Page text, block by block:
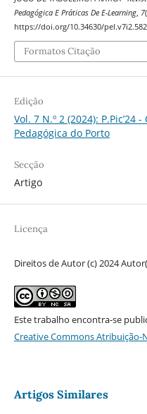
Pedagógica E Práticas De E-Learning, 7
https://doi.org/10.34630/
Formatos Citação
Edição
Vol. 7 N.º 2 (2024):
Pedagógica do Porto
Secção
Artigo
Licença
Direitos de Autor (c) 2024
Este trabalho encontra-se
Creative Commons Atribuição-
Artigos Similares